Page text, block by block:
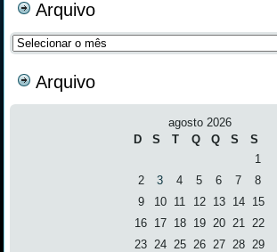
Arquivo
Arquivo
Arquivo
agosto 2026
D
S T Q Q S
S
1
2
3 4 5 6 7
8
9
10 11 12 13 14
15
16 17 18 19 20 21
22
23 24 25 26 27 28
29